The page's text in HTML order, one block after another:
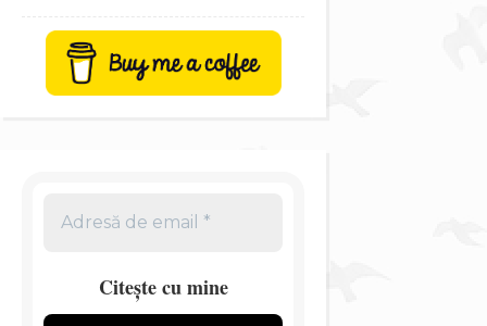
Citește cu mine